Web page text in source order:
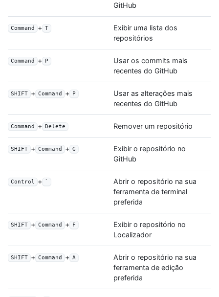
GitHub
Command + T
Exibir uma lista dos
repositórios
Command + P
Usar os commits mais
recentes do GitHub
SHIFT + Command + P
Usar as alterações mais
recentes do GitHub
Command + Delete Remover um repositório
SHIFT + Command + G
Exibir o repositório no
GitHub
Control + `
Abrir o repositório na sua
ferramenta de terminal
preferida
SHIFT + Command + F
Exibir o repositório no
Localizador
SHIFT + Command + A
Abrir o repositório na sua
ferramenta de edição
preferida